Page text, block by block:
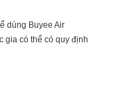
dùng Buyee Air
gia có thể có quy định